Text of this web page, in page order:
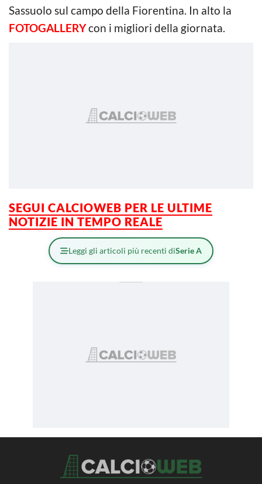
Sassuolo sul campo della Fiorentina. In alto la
FOTOGALLERYcon i migliori della giornata.
SEGUI CALCIOWEB PER LE ULTIME
NOTIZIE IN TEMPO REALE
Leggi gli articoli più recenti diSerie A